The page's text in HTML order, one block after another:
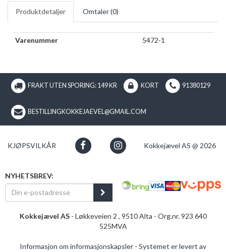
Produktdetaljer Omtaler (0)
Varenummer 5472-1
FRAKT UTEN SPORING: 149 KR KORT 91380129
BESTILLINGKOKKEJAEVEL@GMAIL.COM
KJØPSVILKÅR Kokkejævel AS @ 2026
NYHETSBREV:
Kokkejævel AS- Løkkeveien 2 , 9510 Alta - Org.nr. 923 640
525MVA
Informasjon om informasjonskapsler - Systemet er levert av